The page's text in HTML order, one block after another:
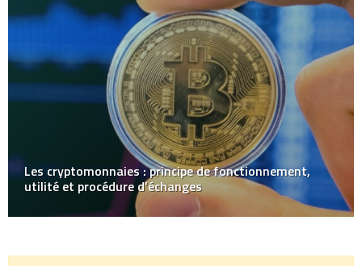
Les cryptomonnaies : principe de fonctionnement,
utilité et procédure d’échanges